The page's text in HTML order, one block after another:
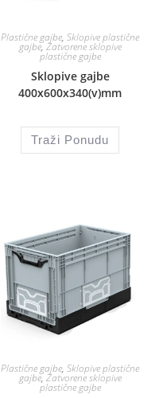
Plastične gajbe, Sklopive plastične
gajbe,Zatvorene sklopive
plastične gajbe
Sklopive gajbe
400x600x340(v)mm
Traži Ponudu
Plastične gajbe, Sklopive plastične
gajbe,Zatvorene sklopive
plastične gajbe